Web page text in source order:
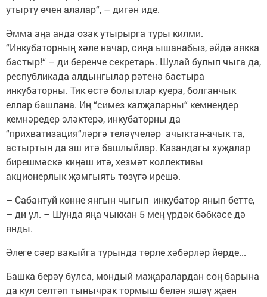
утырту өчен алалар“, – дигән иде.
Әмма аңа анда озак утырырга туры килми.
“Инкубаторның хәле начар, сиңа ышанабыз, әйдә аякка
бастыр!“ – ди беренче секретарь. Шулай булып чыга да,
республикада алдынгылар рәтенә бастыра
инкубаторны. Тик өстә болытлар куера, болганчык
еллар башлана. Иң “симез калҗаларны“ кемнеңдер
кемнәредер эләктерә, инкубаторны да
“прихватизация“ләргә теләүчеләр ачыктан-ачык та,
астыртын да эш итә башлыйлар. Казандагы хуҗалар
бирешмәскә киңәш итә, хезмәт коллективы
акционерлык җәмгыять төзүгә ирешә.
– Сабантуй көнне янгын чыгып инкубатор янып бетте,
– ди ул. – Шунда яңа чыккан 5 мең үрдәк бәбкәсе дә
янды.
Әлеге сәер вакыйга турында төрле хәбәрләр йөрде...
Башка берәү булса, мондый маҗаралардан соң барына
да кул селтәп тынычрак тормыш белән яшәү җаен